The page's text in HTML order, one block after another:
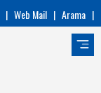
| Web Mail | Arama |